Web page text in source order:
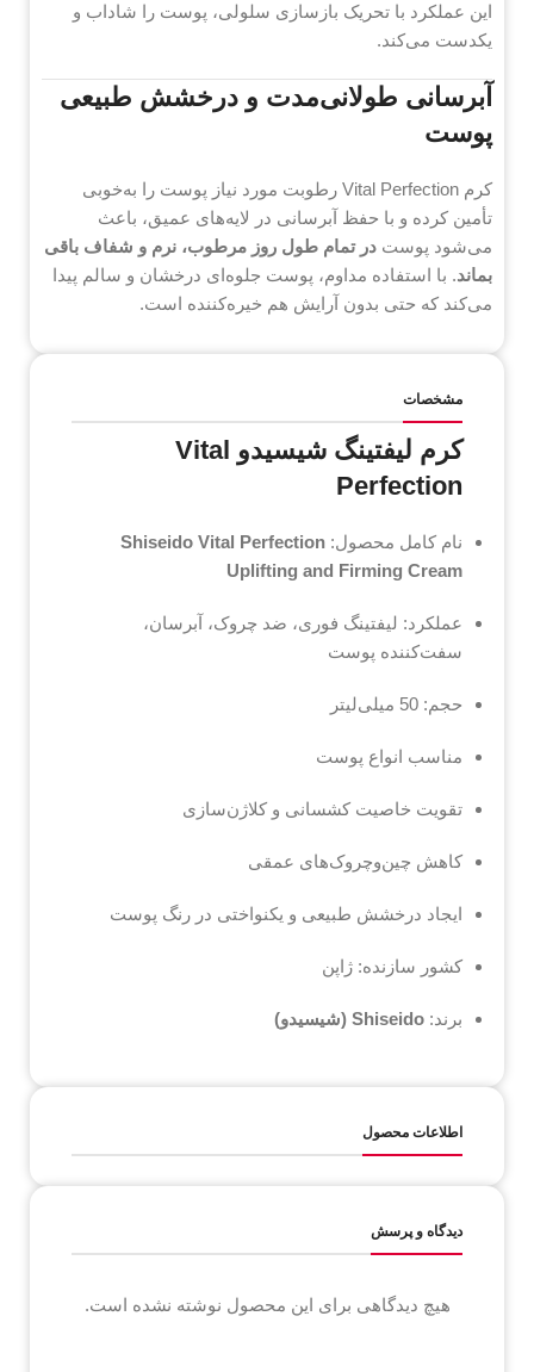
این عملکرد با تحریک بازسازی سلولی، پوست را شاداب و
یکدست می‌کند.
آبرسانی طولانی‌مدت و درخشش طبیعی
پوست
کرم Vital Perfection رطوبت مورد نیاز پوست را به‌خوبی
تأمین کرده و با حفظ آبرسانی در لایه‌های عمیق، باعث
می‌شود پوست در تمام طول روز مرطوب، نرم و شفاف باقی
بماند. با استفاده مداوم، پوست جلوه‌ای درخشان و سالم پیدا
می‌کند که حتی بدون آرایش هم خیره‌کننده است.
مشخصات
کرم لیفتینگ شیسیدو Vital
Perfection
نام کامل محصول: Shiseido Vital Perfection
Uplifting and Firming Cream
عملکرد: لیفتینگ فوری، ضد چروک، آبرسان،
سفت‌کننده پوست
حجم: 50 میلی‌لیتر
مناسب انواع پوست
تقویت خاصیت کشسانی و کلاژن‌سازی
کاهش چین‌وچروک‌های عمقی
ایجاد درخشش طبیعی و یکنواختی در رنگ پوست
کشور سازنده: ژاپن
برند: Shiseido (شیسیدو)
اطلاعات محصول
دیدگاه و پرسش
هیچ دیدگاهی برای این محصول نوشته نشده است.